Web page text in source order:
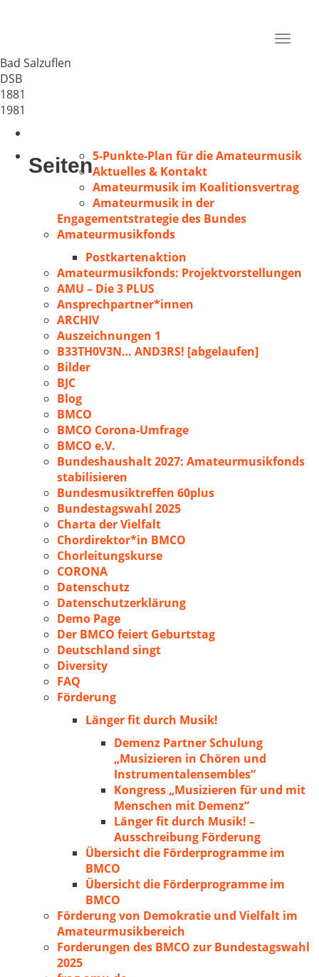
Toggle
Bad Salzuflen
DSB
1881
1981
Seiten5-Punkte-Plan für die Amateurmusik
Aktuelles & Kontakt
Amateurmusik im Koalitionsvertrag
Amateurmusik in der
Engagementstrategie des Bundes
Amateurmusikfonds
Postkartenaktion
Amateurmusikfonds: Projektvorstellungen
AMU – Die 3 PLUS
Ansprechpartner*innen
ARCHIV
Auszeichnungen 1
B33TH0V3N… AND3RS! [abgelaufen]
Bilder
BJC
Blog
BMCO
BMCO Corona-Umfrage
BMCO e.V.
Bundeshaushalt 2027: Amateurmusikfonds
stabilisieren
Bundesmusiktreffen 60plus
Bundestagswahl 2025
Charta der Vielfalt
Chordirektor*in BMCO
Chorleitungskurse
CORONA
Datenschutz
Datenschutzerklärung
Demo Page
Der BMCO feiert Geburtstag
Deutschland singt
Diversity
FAQ
Förderung
Länger fit durch Musik!
Demenz Partner Schulung
„Musizieren in Chören und
Instrumentalensembles“
Kongress „Musizieren für und mit
Menschen mit Demenz“
Länger fit durch Musik! –
Ausschreibung Förderung
Übersicht die Förderprogramme im
BMCO
Übersicht die Förderprogramme im
BMCO
Förderung von Demokratie und Vielfalt im
Amateurmusikbereich
Forderungen des BMCO zur Bundestagswahl
2025